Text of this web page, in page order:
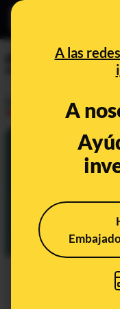
A las
A
Contexto y